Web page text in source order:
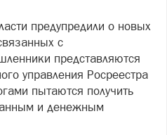
предупредили о новых
с
представляются
управления Росреестра
пытаются получить
и денежным